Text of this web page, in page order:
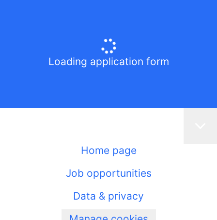
Loading application form
Home page
Job opportunities
Data & privacy